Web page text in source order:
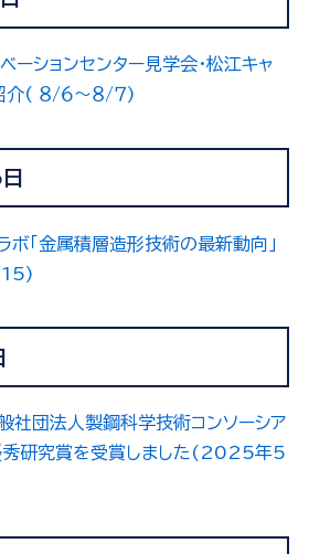
ーションセンター見学会・松江キャ
( ８/６～８/７)
ボ「金属積層造形技術の最新動向」
15)
社団法人製鋼科学技術コンソーシア
秀研究賞を受賞しました(2025年5